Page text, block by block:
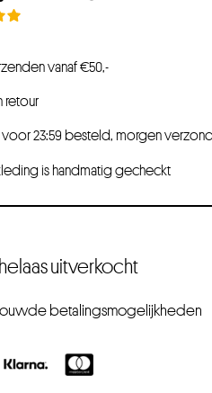
vanaf €50,-
retour
voor 23:59 besteld, morgen
is handmatig gecheckt
uitverkocht
betalingsmogelijkheden